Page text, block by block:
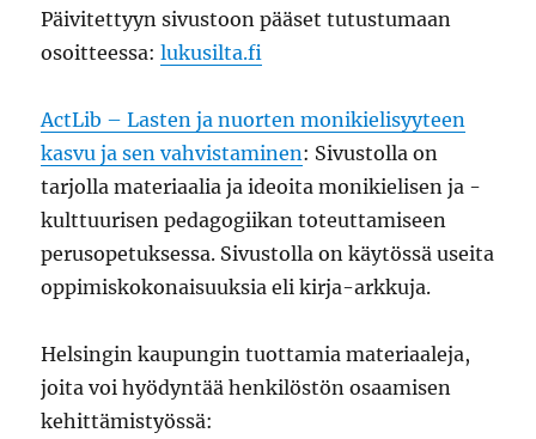
Päivitettyyn sivustoon pääset tutustumaan
osoitteessa:lukusilta.fi
ActLib – Lasten ja nuorten monikielisyyteen
kasvu ja sen vahvistaminen: Sivustolla on
tarjolla materiaalia ja ideoita monikielisen ja -
kulttuurisen pedagogiikan toteuttamiseen
perusopetuksessa. Sivustolla on käytössä useita
oppimiskokonaisuuksia eli kirja-arkkuja.
Helsingin kaupungin tuottamia materiaaleja,
joita voi hyödyntää henkilöstön osaamisen
kehittämistyössä: